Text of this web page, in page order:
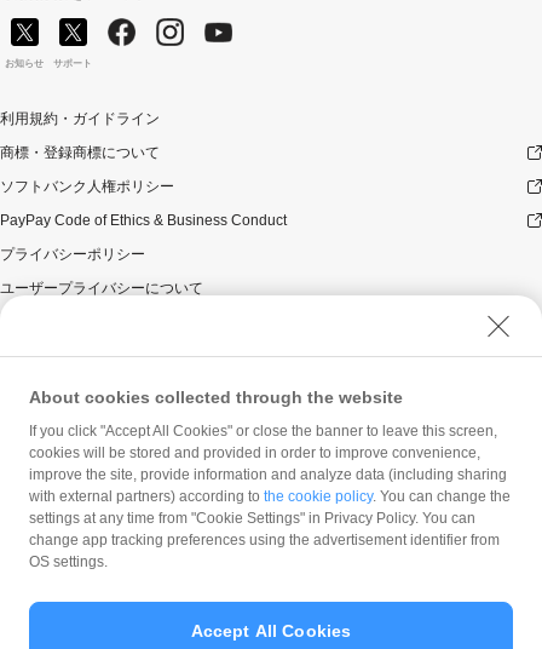
お知らせ サポート
利用規約・ガイドライン
商標・登録商標について
ソフトバンク人権ポリシー
PayPay Code of Ethics & Business Conduct
プライバシーポリシー
ユーザープライバシーについて
ウェブサイト利用規約
反社会的勢力に対する方針
勧誘方針
マネロン等基本方針
カスタマーハラスメントに関する当社の考え方
About cookies collected through the website
If you click "Accept All Cookies" or close the banner to leave this screen,
cookies will be stored and provided in order to improve convenience,
improve the site, provide information and analyze data (including sharing
with external partners) according to the cookie policy. You can change the
settings at any time from "Cookie Settings" in Privacy Policy. You can
change app tracking preferences using the advertisement identifier from
OS settings.
Accept All Cookies